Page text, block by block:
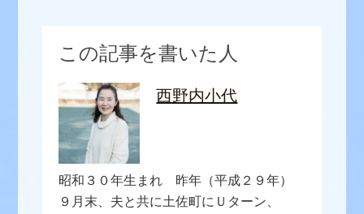
この記事を書いた人
西野内小代
昭和３０年生まれ 昨年（平成２９年）
９月末、夫と共に土佐町にＵターン、